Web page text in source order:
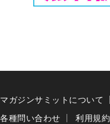
マガジンサミットについて
各種問い合わせ
利用規約